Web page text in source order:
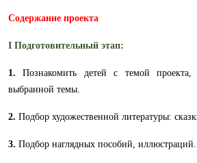
Содержание проекта
I Подготовительный этап:
1. Познакомить детей с темой проекта,
выбранной темы.
2. Подбор художественной литературы:
3. Подбор наглядных пособий, иллюстраций.